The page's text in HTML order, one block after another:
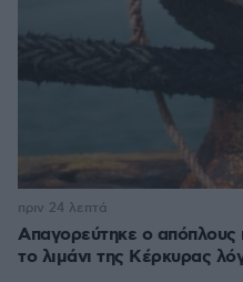
Απαγορεύτηκε ο απόπλους
το λιμάνι της Κέρκυρας
πριν 24 λεπτά